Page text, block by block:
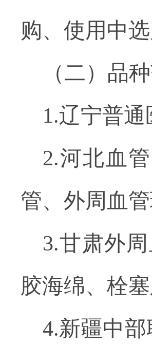
购、使用中选
（二）品
1.辽宁普
2.河北血
管、外周血
3.甘肃外
胶海绵、栓
4.新疆中